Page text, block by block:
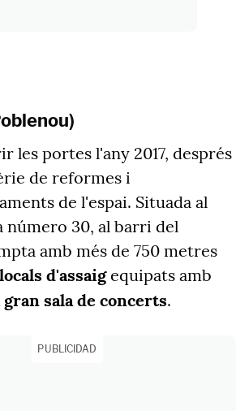
les portes l'any 2017, després
de reformes i
de l'espai. Situada al
número 30, al barri del
amb més de 750 metres
d'assaigequipats amb
gran sala de concerts.
PUBLICIDAD